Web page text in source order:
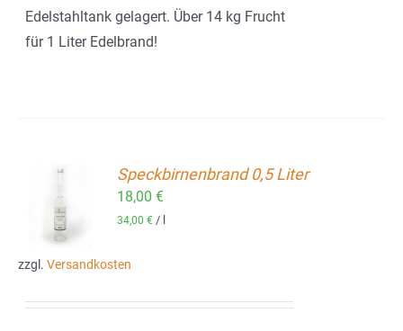
Edelstahltank gelagert. Über 14 kg Frucht
für 1 Liter Edelbrand!
Speckbirnenbrand 0,5 Liter
18,00€
34,00€ /
zzgl. Versandkosten